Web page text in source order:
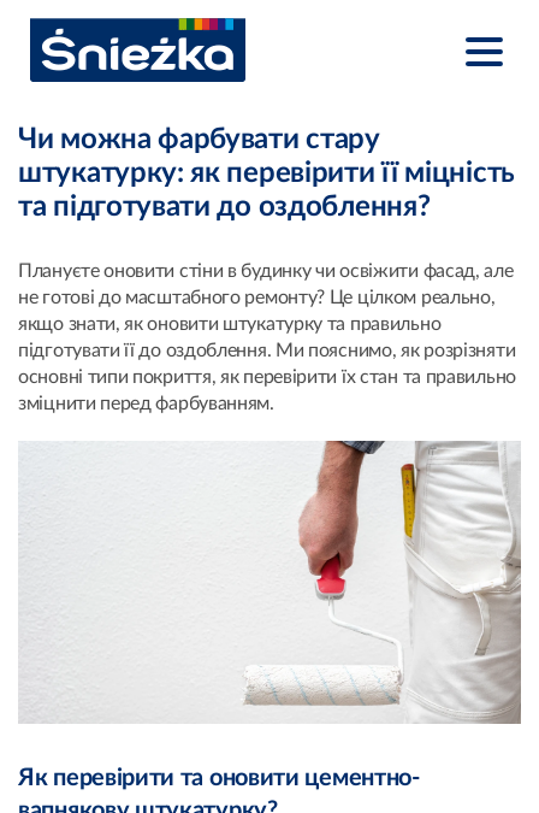
Чи можна фарбувати стару
штукатурку: як перевірити її міцність
та підготувати до оздоблення?
Плануєте оновити стіни в будинку чи освіжити фасад, але
не готові до масштабного ремонту? Це цілком реально,
якщо знати, як оновити штукатурку та правильно
підготувати її до оздоблення. Ми пояснимо, як розрізняти
основні типи покриття, як перевірити їх стан та правильно
зміцнити перед фарбуванням.
Як перевірити та оновити цементно-